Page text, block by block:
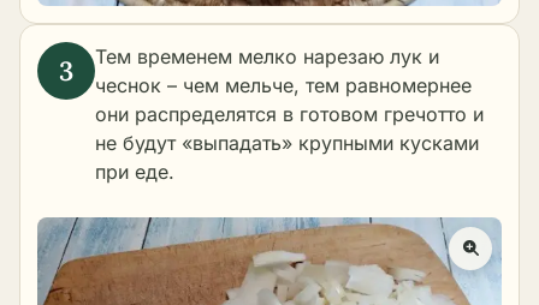
Тем временем мелко нарезаю лук и
чеснок – чем мельче, тем равномернее
они распределятся в готовом гречотто и
не будут «выпадать» крупными кусками
при еде.